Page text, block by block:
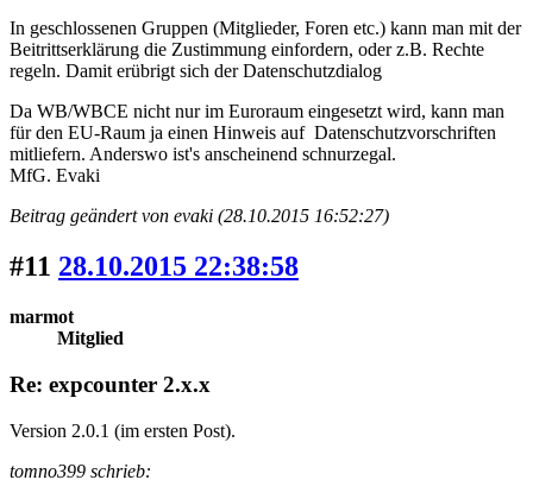
In geschlossenen Gruppen (Mitglieder, Foren etc.) kann man mit der
Beitrittserklärung die Zustimmung einfordern, oder z.B. Rechte
regeln. Damit erübrigt sich der Datenschutzdialog
Da WB/WBCE nicht nur im Euroraum eingesetzt wird, kann man
für den EU-Raum ja einen Hinweis auf Datenschutzvorschriften
mitliefern. Anderswo ist's anscheinend schnurzegal.
MfG. Evaki
Beitrag geändert von evaki (28.10.2015 16:52:27)
#11 28.10.2015 22:38:58
marmot
Mitglied
Re: expcounter 2.x.x
Version 2.0.1 (im ersten Post).
tomno399 schrieb: